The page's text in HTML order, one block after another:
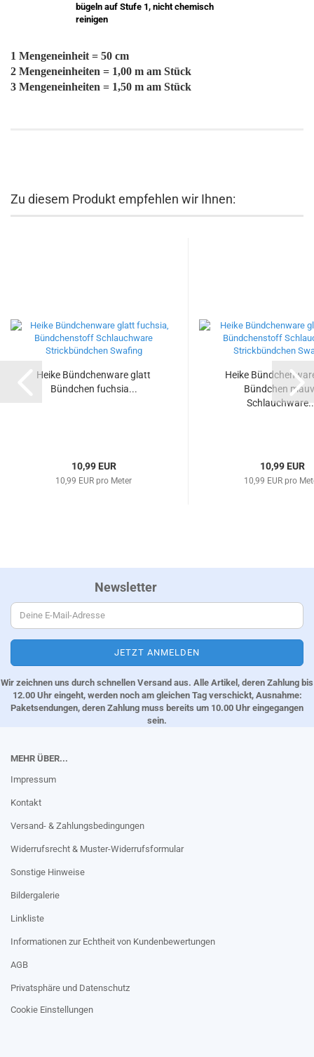
bügeln auf Stufe 1, nicht chemisch
reinigen
1 Mengeneinheit = 50 cm
2 Mengeneinheiten = 1,00 m am Stück
3 Mengeneinheiten = 1,50 m am Stück
Zu diesem Produkt empfehlen wir Ihnen:
Heike Bündchenware glatt
Bündchen fuchsia...
10,99 EUR
10,99 EUR pro Meter
Heike
Bündchen
10,99 EUR
10,99 EUR pro
Newsletter
Wir zeichnen uns durch schnellen Versand aus. Alle Artikel, deren Zahlung bis
12.00 Uhr eingeht, werden noch am gleichen Tag verschickt, Ausnahme:
Paketsendungen, deren Zahlung muss bereits um 10.00 Uhr eingegangen
sein.
MEHR ÜBER...
Impressum
Kontakt
Versand- & Zahlungsbedingungen
Widerrufsrecht & Muster-Widerrufsformular
Sonstige Hinweise
Bildergalerie
Linkliste
Informationen zur Echtheit von Kundenbewertungen
AGB
Privatsphäre und Datenschutz
Cookie Einstellungen